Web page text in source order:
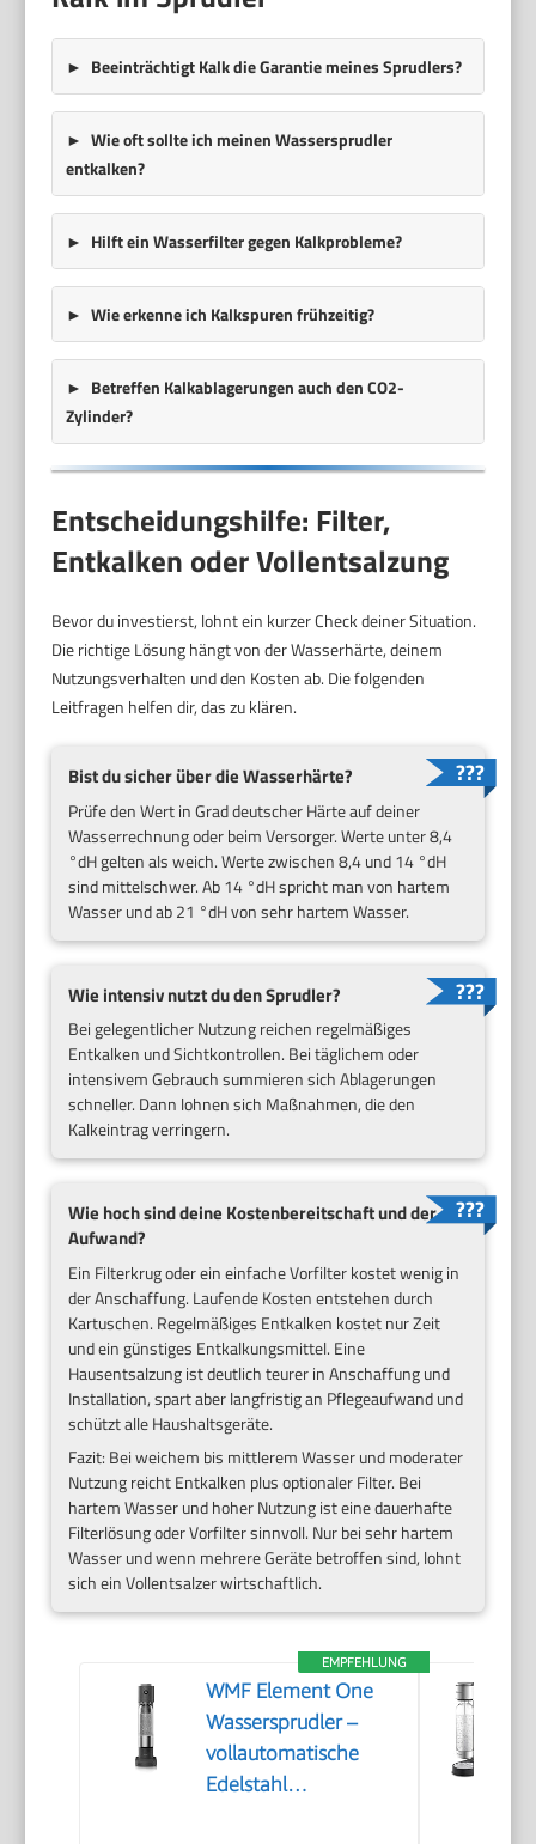
Beeinträchtigt Kalk die Garantie meines Sprudlers?
Wie oft sollte ich meinen Wassersprudler
entkalken?
Hilft ein Wasserfilter gegen Kalkprobleme?
Wie erkenne ich Kalkspuren frühzeitig?
Betreffen Kalkablagerungen auch den CO2-
Zylinder?
Entscheidungshilfe: Filter,
Entkalken oder Vollentsalzung
Bevor du investierst, lohnt ein kurzer Check deiner Situation.
Die richtige Lösung hängt von der Wasserhärte, deinem
Nutzungsverhalten und den Kosten ab. Die folgenden
Leitfragen helfen dir, das zu klären.
Bist du sicher über die Wasserhärte?
Prüfe den Wert in Grad deutscher Härte auf deiner
Wasserrechnung oder beim Versorger. Werte unter 8,4
°dH gelten als weich. Werte zwischen 8,4 und 14 °dH
sind mittelschwer. Ab 14 °dH spricht man von hartem
Wasser und ab 21 °dH von sehr hartem Wasser.
Wie intensiv nutzt du den Sprudler?
Bei gelegentlicher Nutzung reichen regelmäßiges
Entkalken und Sichtkontrollen. Bei täglichem oder
intensivem Gebrauch summieren sich Ablagerungen
schneller. Dann lohnen sich Maßnahmen, die den
Kalkeintrag verringern.
Wie hoch sind deine Kostenbereitschaft und der
Aufwand?
Ein Filterkrug oder ein einfache Vorfilter kostet wenig in
der Anschaffung. Laufende Kosten entstehen durch
Kartuschen. Regelmäßiges Entkalken kostet nur Zeit
und ein günstiges Entkalkungsmittel. Eine
Hausentsalzung ist deutlich teurer in Anschaffung und
Installation, spart aber langfristig an Pflegeaufwand und
schützt alle Haushaltsgeräte.
Fazit: Bei weichem bis mittlerem Wasser und moderater
Nutzung reicht Entkalken plus optionaler Filter. Bei
hartem Wasser und hoher Nutzung ist eine dauerhafte
Filterlösung oder Vorfilter sinnvoll. Nur bei sehr hartem
Wasser und wenn mehrere Geräte betroffen sind, lohnt
sich ein Vollentsalzer wirtschaftlich.
EMPFEHLUNG
WMF Element One
Wassersprudler –
vollautomatische
Edelstahl